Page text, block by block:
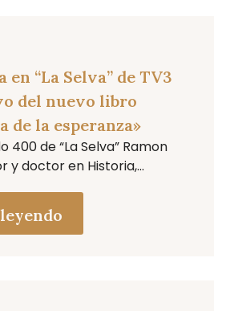
“La Selva” de TV3
del nuevo libro
de la esperanza»
400 de “La Selva” Ramon
y doctor en Historia,...